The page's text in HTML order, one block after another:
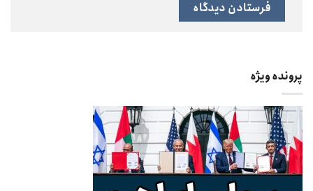
پرونده ویژه